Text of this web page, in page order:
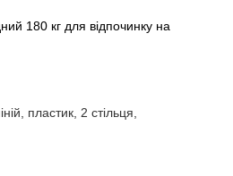
180 кг для відпочинку на